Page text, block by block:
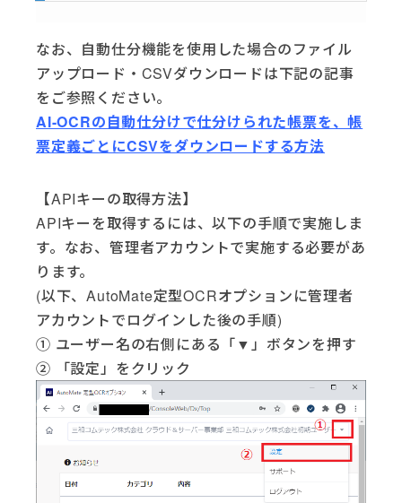
なお、自動仕分機能を使用した場合のファイル
アップロード・CSVダウンロードは下記の記事
をご参照ください。
AI-OCRの自動仕分けで仕分けられた帳票を、帳
票定義ごとにCSVをダウンロードする方法
【APIキーの取得方法】
APIキーを取得するには、以下の手順で実施しま
す。なお、管理者アカウントで実施する必要があ
ります。
(以下、AutoMate定型OCRオプションに管理者
アカウントでログインした後の手順)
① ユーザー名の右側にある「▼」ボタンを押す
② 「設定」をクリック